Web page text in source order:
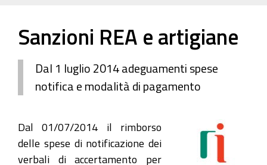
Sanzioni REA e artigiane
Dal 1 luglio 2014 adeguamenti spese
notifica e modalità di pagamento
Dal 01/07/2014 il rimborso
delle spese di notificazione dei
verbali di accertamento per